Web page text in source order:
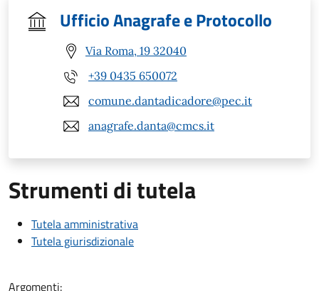
Ufficio Anagrafe e Protocollo
Via Roma, 19 32040
+39 0435 650072
comune.dantadicadore@pec.it
anagrafe.danta@cmcs.it
Strumenti di tutela
Tutela amministrativa
Tutela giurisdizionale
Argomenti: